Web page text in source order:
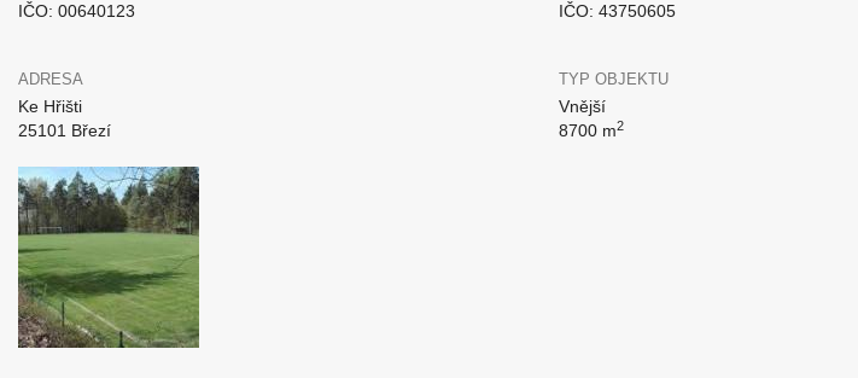
IČO: 00640123
IČO: 43750605
ADRESA
Ke Hřišti
25101 Březí
TYP OBJEKTU
Vnější
8700 m2